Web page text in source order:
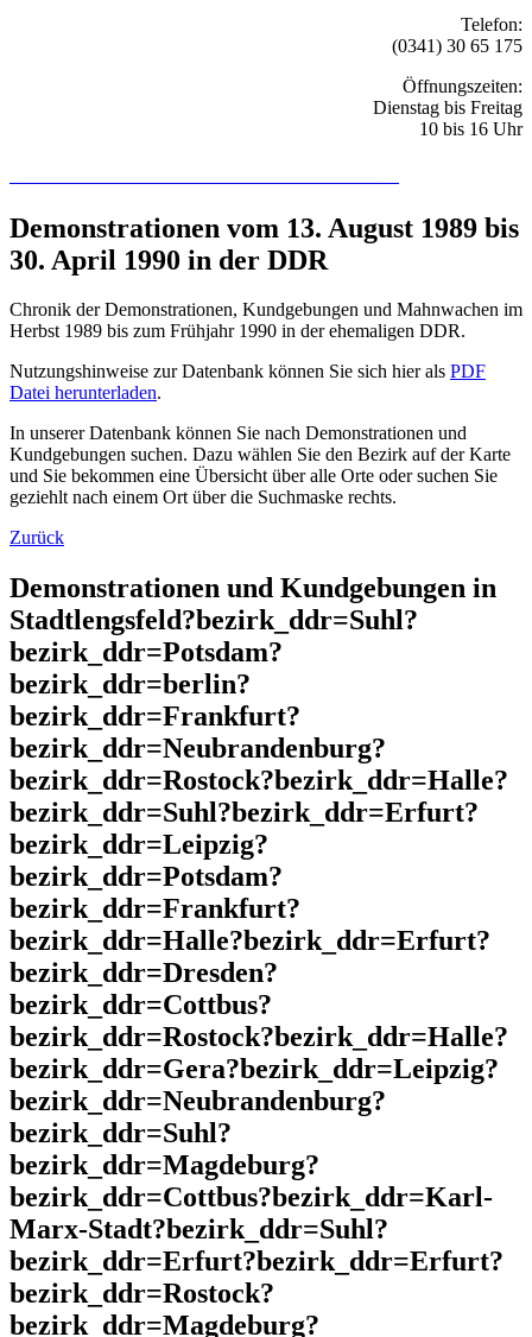
Telefon:
(0341) 30 65 175
Öffnungszeiten:
Dienstag bis Freitag
10 bis 16 Uhr
Demonstrationen vom 13. August 1989 bis
30. April 1990 in der DDR
Chronik der Demonstrationen, Kundgebungen und Mahnwachen im
Herbst 1989 bis zum Frühjahr 1990 in der ehemaligen DDR.
Nutzungshinweise zur Datenbank können Sie sich hier als PDF
Datei herunterladen.
In unserer Datenbank können Sie nach Demonstrationen und
Kundgebungen suchen. Dazu wählen Sie den Bezirk auf der Karte
und Sie bekommen eine Übersicht über alle Orte oder suchen Sie
geziehlt nach einem Ort über die Suchmaske rechts.
Zurück
Demonstrationen und Kundgebungen in
Stadtlengsfeld?bezirk_ddr=Suhl?
bezirk_ddr=Potsdam?
bezirk_ddr=berlin?
bezirk_ddr=Frankfurt?
bezirk_ddr=Neubrandenburg?
bezirk_ddr=Rostock?bezirk_ddr=Halle?
bezirk_ddr=Suhl?bezirk_ddr=Erfurt?
bezirk_ddr=Leipzig?
bezirk_ddr=Potsdam?
bezirk_ddr=Frankfurt?
bezirk_ddr=Halle?bezirk_ddr=Erfurt?
bezirk_ddr=Dresden?
bezirk_ddr=Cottbus?
bezirk_ddr=Rostock?bezirk_ddr=Halle?
bezirk_ddr=Gera?bezirk_ddr=Leipzig?
bezirk_ddr=Neubrandenburg?
bezirk_ddr=Suhl?
bezirk_ddr=Magdeburg?
bezirk_ddr=Cottbus?bezirk_ddr=Karl-
Marx-Stadt?bezirk_ddr=Suhl?
bezirk_ddr=Erfurt?bezirk_ddr=Erfurt?
bezirk_ddr=Rostock?
bezirk_ddr=Magdeburg?